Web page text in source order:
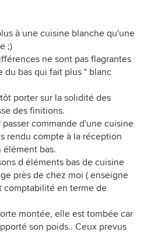
"en kit", elle sera aussi
du montage et de la pose.
sont "plus fort" que les
ne pas regarder les notices
parfois les étapes,
pour les refaire. C'est à
les éléments se
les charnières ou glissières
à "travailler".
est super important, leur
aux murs aussi.
l'internet par rapport aux
si vous en trouvez, ils
à une cuisine blanche qu'une
;)
ne sont pas flagrantes
du bas qui fait plus " blanc
porter sur la solidité des
des finitions.
commande d'une cuisine
rendu compte à la réception
bas.
d éléments bas de cuisine
près de chez moi ( enseigne
comptabilité en terme de
montée, elle est tombée car
son poids.. Ceux prevus